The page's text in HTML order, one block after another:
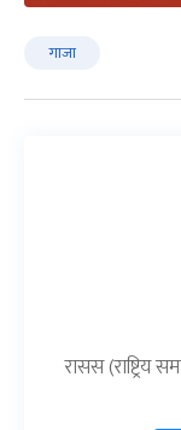
गाजा
रासस (राष्ट्रिय